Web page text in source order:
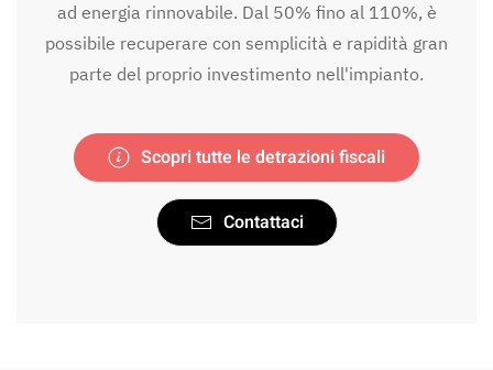
ad energia rinnovabile. Dal 50% fino al 110%, è
possibile recuperare con semplicità e rapidità gran
parte del proprio investimento nell'impianto.
Scopri tutte le detrazioni fiscali
Contattaci